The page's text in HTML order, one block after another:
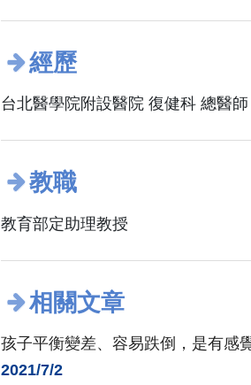
經歷
台北醫學院附設醫院 復健科 總醫師
教職
教育部定助理教授
相關文章
孩子平衡變差、容易跌倒，是有感
2021/7/2